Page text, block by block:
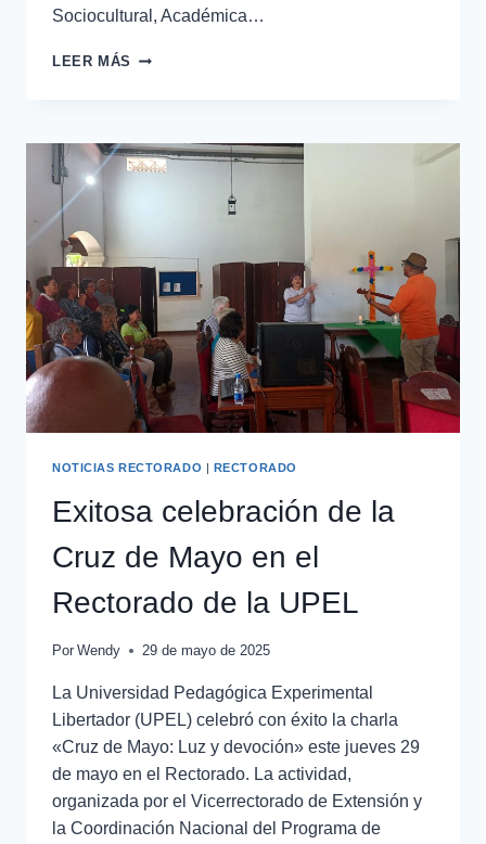
Sociocultural, Académica…
LEER MÁS
NOTICIAS RECTORADO | RECTORADO
Exitosa celebración de la
Cruz de Mayo en el
Rectorado de la UPEL
Por Wendy 29 de mayo de 2025
La Universidad Pedagógica Experimental
Libertador (UPEL) celebró con éxito la charla
«Cruz de Mayo: Luz y devoción» este jueves 29
de mayo en el Rectorado. La actividad,
organizada por el Vicerrectorado de Extensión y
la Coordinación Nacional del Programa de